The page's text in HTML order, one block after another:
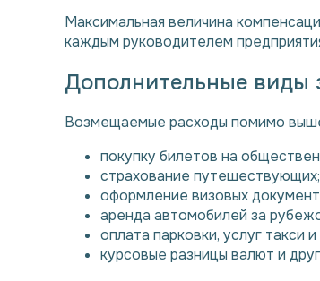
Максимальная величина
каждым руководителем
Дополнительные виды
Возмещаемые расходы помимо
покупку билетов на
страхование путешествующих;
оформление визовых
аренда автомобилей за
оплата парковки, услуг такси
курсовые разницы валют и